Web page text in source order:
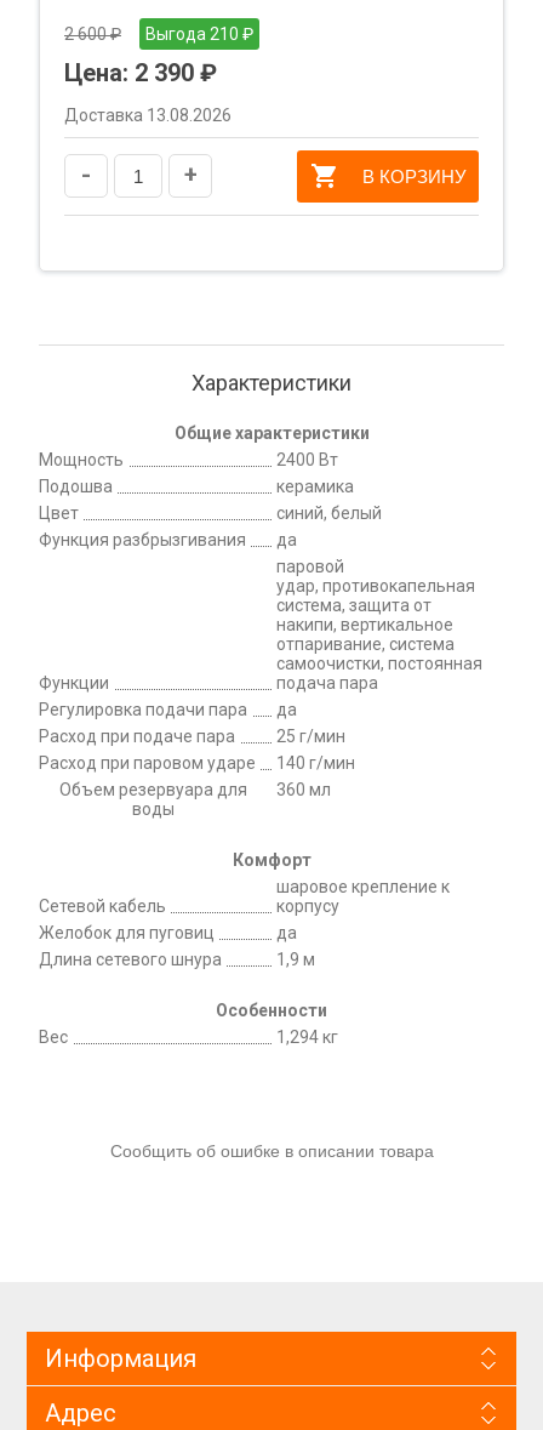
2 600 ₽ Выгода 210 ₽
Цена: 2 390 ₽
Доставка 13.08.2026
- + В КОРЗИНУ
Характеристики
Общие характеристики
Мощность
2400 Вт
Подошва
керамика
Цвет
синий, белый
Функция разбрызгивания
да
Функции
паровой
удар, противокапельная
система, защита от
накипи, вертикальное
отпаривание, система
самоочистки, постоянная
подача пара
Регулировка подачи пара
да
Расход при подаче пара
25 г/мин
Расход при паровом ударе
140 г/мин
Объeм резервуара для
воды
360 мл
Комфорт
Сетевой кабель
шаровое крепление к
корпусу
Желобок для пуговиц
да
Длина сетевого шнура
1,9 м
Особенности
Вес
1,294 кг
Сообщить об ошибке в описании товара
Информация
Адрес